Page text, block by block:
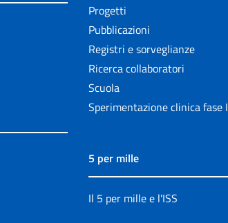
Progetti
Pubblicazioni
Registri e sorveglianze
Ricerca collaboratori
Scuola
Sperimentazione clinica fase I
5 per mille
Il 5 per mille e l'ISS